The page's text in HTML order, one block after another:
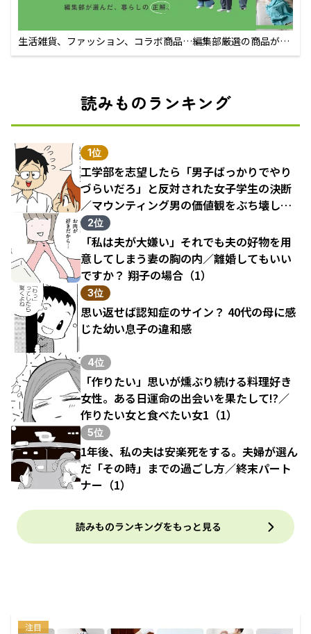
生活雑貨、ファッション、コラボ商品…編集部厳選の商品が買
えるECサイト
読みものランキング
1位
工学部を志望したら「男子ばっかりでやり
づらいだろ」と反対された女子学生の決断
／マウンティング男の価値観をぶち壊した
結果（1）
2位
「私は夫が大嫌い」それでも夫の好物を用
意してしまう妻の胸の内／離婚してもいい
ですか？ 翔子の場合（1）
3位
思い返せば認知症のサイン？ 40代の母に感
じた幼い息子の違和感
4位
「作りたい」思いが燻ぶり続ける料理好き
女性。ある日運命の出会いを果たして!?／
作りたい女と食べたい女1（1）
5位
1年後、私の夫は安楽死をする。夫婦が選ん
だ「その時」までの過ごし方／終末パート
ナー（1）
読みものランキングをもっと見る
注目